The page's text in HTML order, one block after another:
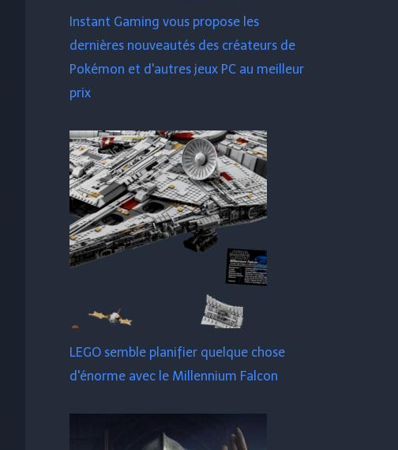
Instant Gaming vous propose les
dernières nouveautés des créateurs de
Pokémon et d'autres jeux PC au meilleur
prix
LEGO semble planifier quelque chose
d'énorme avec le Millennium Falcon